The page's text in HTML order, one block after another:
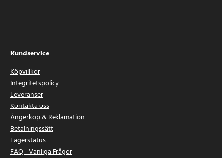
Kundservice
Köpvillkor
Integritetspolicy
Leveranser
Kontakta oss
Ångerköp & Reklamation
Betalningssätt
Lagerstatus
FAQ - Vanliga Frågor